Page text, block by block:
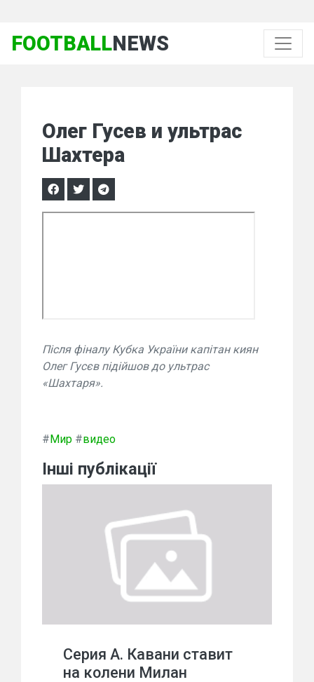
FOOTBALLNEWS
Олег Гусев и ультрас
Шахтера
Після фіналу Кубка України капітан киян
Олег Гусєв підійшов до ультрас
«Шахтаря».
#Мир #видео
Інші публікації
Серия А. Кавани ставит
на колени Милан